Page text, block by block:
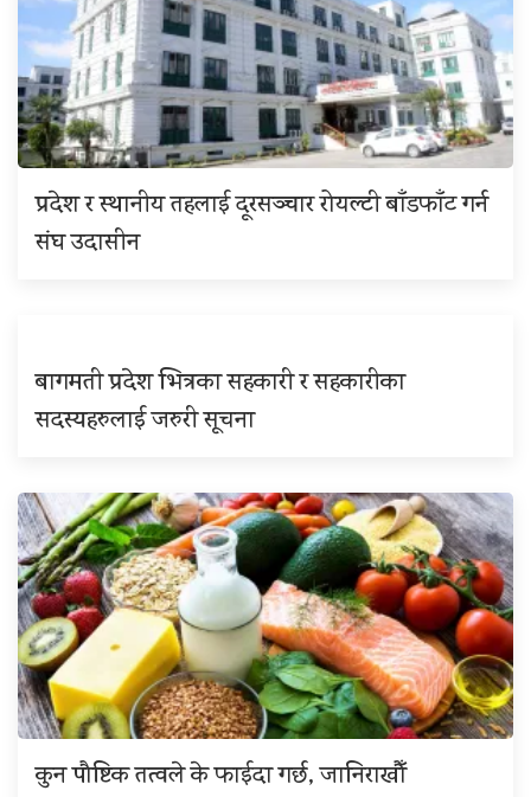
प्रदेश र स्थानीय तहलाई दूरसञ्चार रोयल्टी बाँडफाँट गर्न
संघ उदासीन
बागमती प्रदेश भित्रका सहकारी र सहकारीका
सदस्यहरुलाई जरुरी सूचना
कुन पौष्टिक तत्वले के फाईदा गर्छ, जानिराखौँ